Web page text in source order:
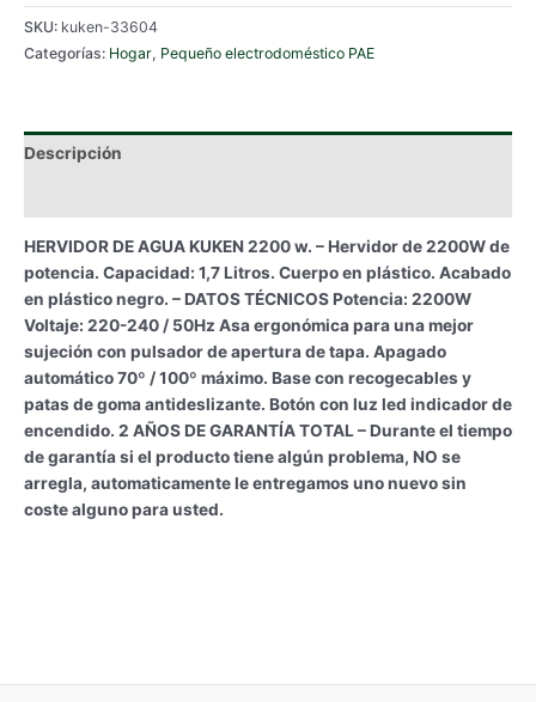
2200
SKU: kuken-33604
Categorías: Hogar, Pequeño electrodoméstico PAE
Descripción
HERVIDOR DE AGUA KUKEN 2200 w. – Hervidor de 2200W de
potencia. Capacidad: 1,7 Litros. Cuerpo en plástico. Acabado
en plástico negro. – DATOS TÉCNICOS Potencia: 2200W
Voltaje: 220-240 / 50Hz Asa ergonómica para una mejor
sujeción con pulsador de apertura de tapa. Apagado
automático 70º / 100º máximo. Base con recogecables y
patas de goma antideslizante. Botón con luz led indicador de
encendido. 2 AÑOS DE GARANTÍA TOTAL – Durante el tiempo
de garantía si el producto tiene algún problema, NO se
arregla, automaticamente le entregamos uno nuevo sin
coste alguno para usted.